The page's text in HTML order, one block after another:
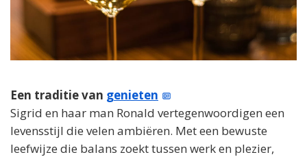
Een traditie van genieten
Sigrid en haar man Ronald vertegenwoordigen een
levensstijl die velen ambiëren. Met een bewuste
leefwijze die balans zoekt tussen werk en plezier,